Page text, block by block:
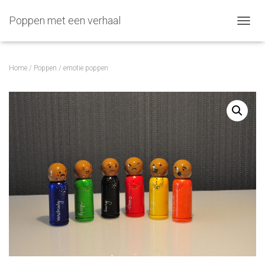
Poppen met een verhaal
Home / Poppen / emotie poppen